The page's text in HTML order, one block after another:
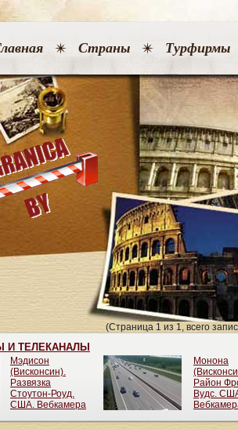
Страны Турфирмы
(Страница 1 из 1, всего